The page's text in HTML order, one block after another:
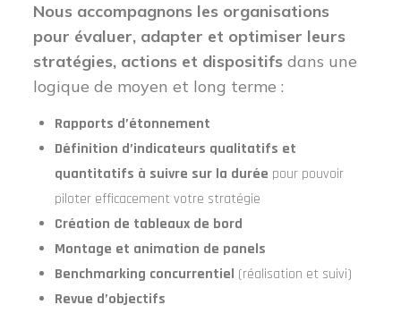
Nous accompagnons les organisations
pour évaluer, adapter et optimiser leurs
stratégies, actions et dispositifsdans une
logique de moyen et long terme :
Rapports d’étonnement
Définition d’indicateurs qualitatifs et
quantitatifs à suivre sur la durée pour pouvoir
piloter efficacement votre stratégie
Création de tableaux de bord
Montage et animation de panels
Benchmarking concurrentiel (réalisation et suivi)
Revue d’objectifs